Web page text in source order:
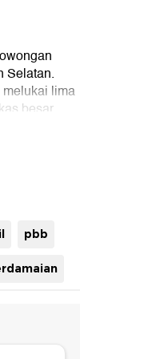
Selatan.
lima
besar
pbb